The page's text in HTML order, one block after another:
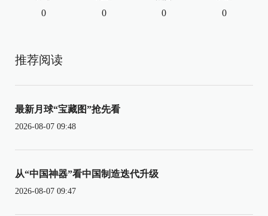
0 0 0 0
推荐阅读
最新月球“宝藏图”抢先看
2026-08-07 09:48
从“中国神器”看中国制造迭代升级
2026-08-07 09:47